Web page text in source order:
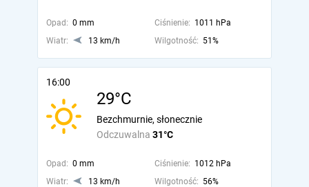
Opad: 0 mm Ciśnienie: 1011 hPa
Wiatr:
13 km/h Wilgotność: 51%
16:00
29°C
Odczuwalna 31°C
Bezchmurnie, słonecznie
Opad: 0 mm Ciśnienie: 1012 hPa
Wiatr:
13 km/h Wilgotność: 56%